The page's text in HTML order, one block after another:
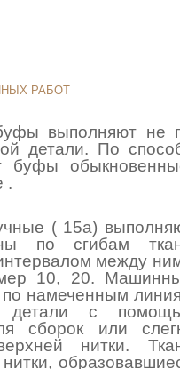
РАБОТ
выполняют не
детали. По
буфы
.
( 15а)
по сгибам
между
10, 20.
намеченным
детали с
сборок или
нитки.